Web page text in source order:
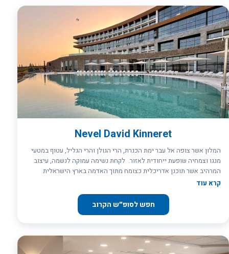
Nevel David Kinneret
המלון אשר צופה אל עבר ימת הכנרת, הרי הגולן והרי הגליל, עטוף במטעי
מנגו וצמחיה שופעת ייחודית לאזור. לקחת נשימה עמוקה לנשמה, עיצוב
המרהיב אשר תוכנן אדריכלית כצומח מתוך האדמה בארץ הישראלית
הטובה ובנוי כצורת הנבל – ככינור דוד תזכורת להיסטוריה מקומית עתיקת
אדריכלי ייחודי, המשלב את משאבי הטבע מהסביבה הקיימת עם אבני
הבזלת השחורות והעוצמתיות, לצד עדינותם של חלוקי הנחל הפרוסים
את המלון כעדות אמתית ונוכחת לחיים שלמים לפני כאלפי שנים
קרא עוד
חפש לסופ״ש הקרוב